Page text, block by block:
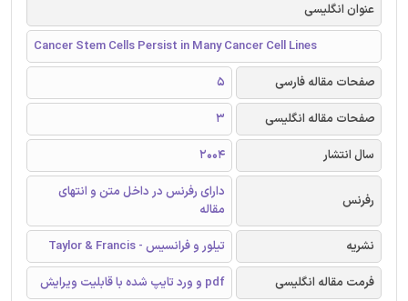
عنوان انگلیسی
Cancer Stem Cells Persist in Many Cancer Cell Lines
صفحات مقاله فارسی
5
صفحات مقاله انگلیسی
3
سال انتشار
2004
رفرنس
دارای رفرنس در داخل متن و انتهای
مقاله
نشریه
تیلور و فرانسیس - Taylor & Francis
فرمت مقاله انگلیسی
pdf و ورد تایپ شده با قابلیت ویرایش